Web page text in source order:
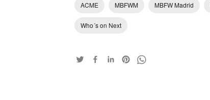
ACME MBFWM MBFW Madrid
Who´s on Next